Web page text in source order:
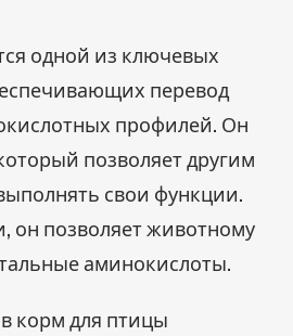
одной из ключевых
перевод
профилей. Он
позволяет другим
свои функции.
он позволяет животному
аминокислоты.
корм для птицы